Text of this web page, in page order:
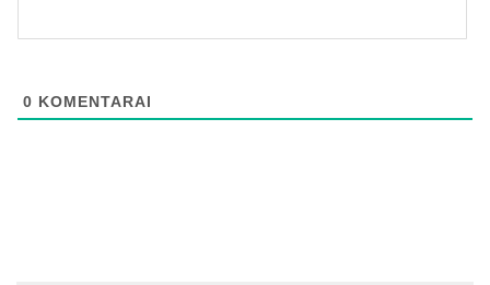
0 KOMENTARAI